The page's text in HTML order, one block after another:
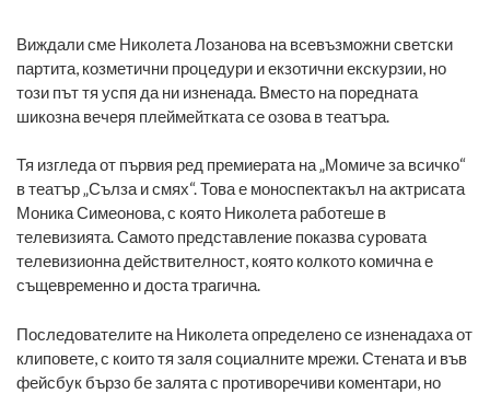
Виждали сме Николета Лозанова на всевъзможни светски
партита, козметични процедури и екзотични екскурзии, но
този път тя успя да ни изненада. Вместо на поредната
шикозна вечеря плеймейтката се озова в театъра.
Тя изгледа от първия ред премиерата на „Момиче за всичко“
в театър „Сълза и смях“. Това е моноспектакъл на актрисата
Моника Симеонова, с която Николета работеше в
телевизията. Самото представление показва суровата
телевизионна действителност, която колкото комична е
същевременно и доста трагична.
Последователите на Николета определено се изненадаха от
клиповете, с които тя заля социалните мрежи. Стената и във
фейсбук бързо бе залята с противоречиви коментари, но